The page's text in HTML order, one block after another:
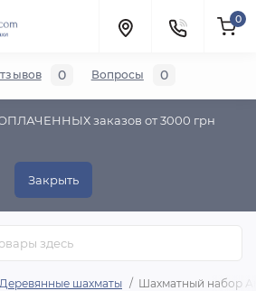
ОПЛАЧЕННЫХ заказов от 3000 грн
Закрыть
0
Деревянные шахматы Шахматный набор
0 Вопросы 0